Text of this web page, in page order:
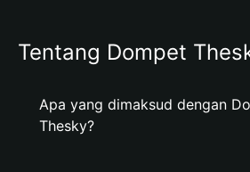
Tentang Dompet
Apa yang dimaksud dengan
Thesky?